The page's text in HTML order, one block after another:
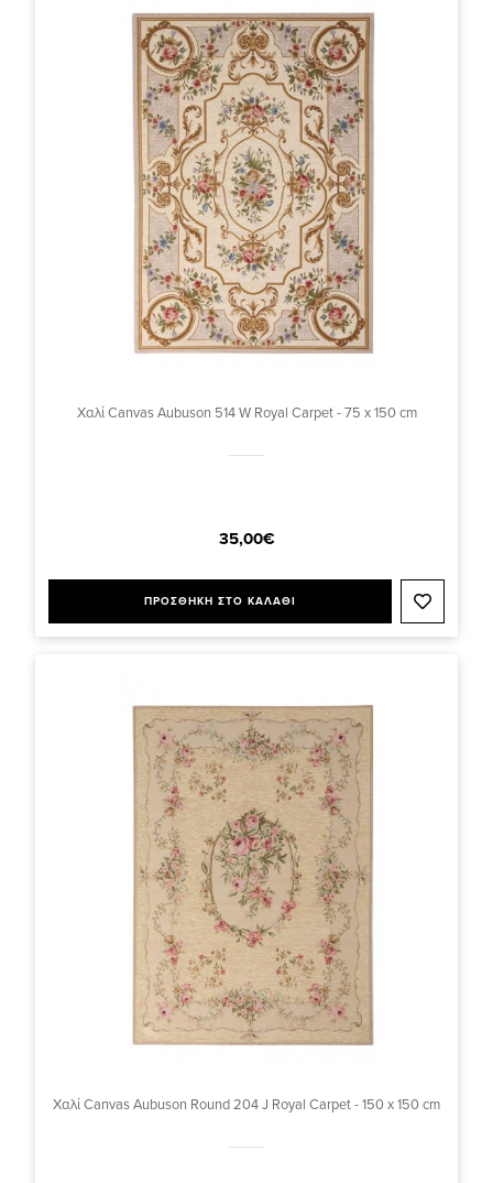
Χαλί Canvas Aubuson 514 W Royal Carpet - 75 x 150 cm
35,00€
ΠΡΟΣΘΗΚΗ ΣΤΟ ΚΑΛΑΘΙ
Χαλί Canvas Aubuson Round 204 J Royal Carpet - 150 x 150 cm